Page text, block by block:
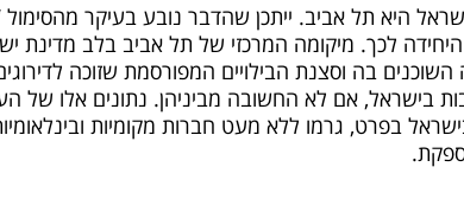
לכך. מיקומה המרכזי של תל אביב בלב מדינת
בה וסצנת הבילויים המפורסמת שזוכה
בישראל, אם לא החשובה מביניהן. נתונים אלו של
בפרט, גרמו ללא מעט חברות מקומיות